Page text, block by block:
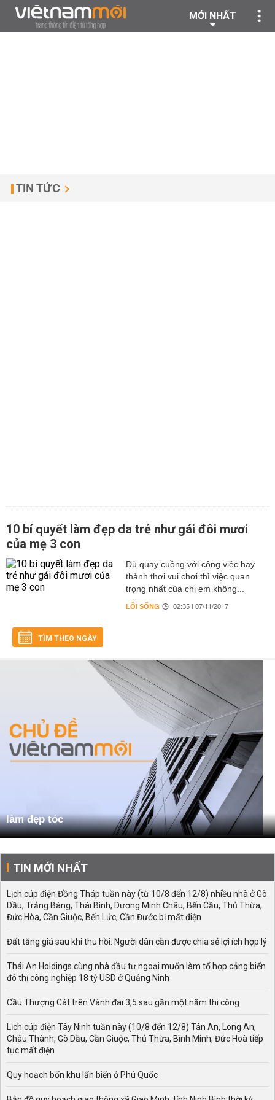
MỚI NHẤT
TIN TỨC
10 bí quyết làm đẹp da trẻ như gái đôi mươi
của mẹ 3 con
Dù quay cuồng với công việc hay
thảnh thơi vui chơi thì việc quan
trọng nhất của chị em không...
LỐI SỐNG 02:35 | 07/11/2017
TÌM THEO NGÀY
làm đẹp tóc
TIN MỚI NHẤT
Lịch cúp điện Đồng Tháp tuần này (từ 10/8 đến 12/8) nhiều nhà ở Gò
Dầu, Trảng Bàng, Thái Bình, Dương Minh Châu, Bến Cầu, Thủ Thừa,
Đức Hòa, Cần Giuộc, Bến Lức, Cần Đước bị mất điện
Đất tăng giá sau khi thu hồi: Người dân cần được chia sẻ lợi ích hợp lý
Thái An Holdings cùng nhà đầu tư ngoại muốn làm tổ hợp cảng biển
đô thị công nghiệp 18 tỷ USD ở Quảng Ninh
Cầu Thượng Cát trên Vành đai 3,5 sau gần một năm thi công
Lịch cúp điện Tây Ninh tuần này (10/8 đến 12/8) Tân An, Long An,
Châu Thành, Gò Dầu, Cần Giuộc, Thủ Thừa, Bình Minh, Đức Hoà tiếp
tục mất điện
Quy hoạch bốn khu lấn biển ở Phú Quốc